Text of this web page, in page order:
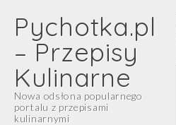
Pychotka.pl
– Przepisy
Kulinarne
Nowa odsłona popularnego
portalu z przepisami
kulinarnymi